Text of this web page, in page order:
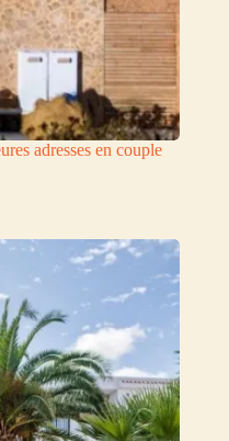
adresses en couple